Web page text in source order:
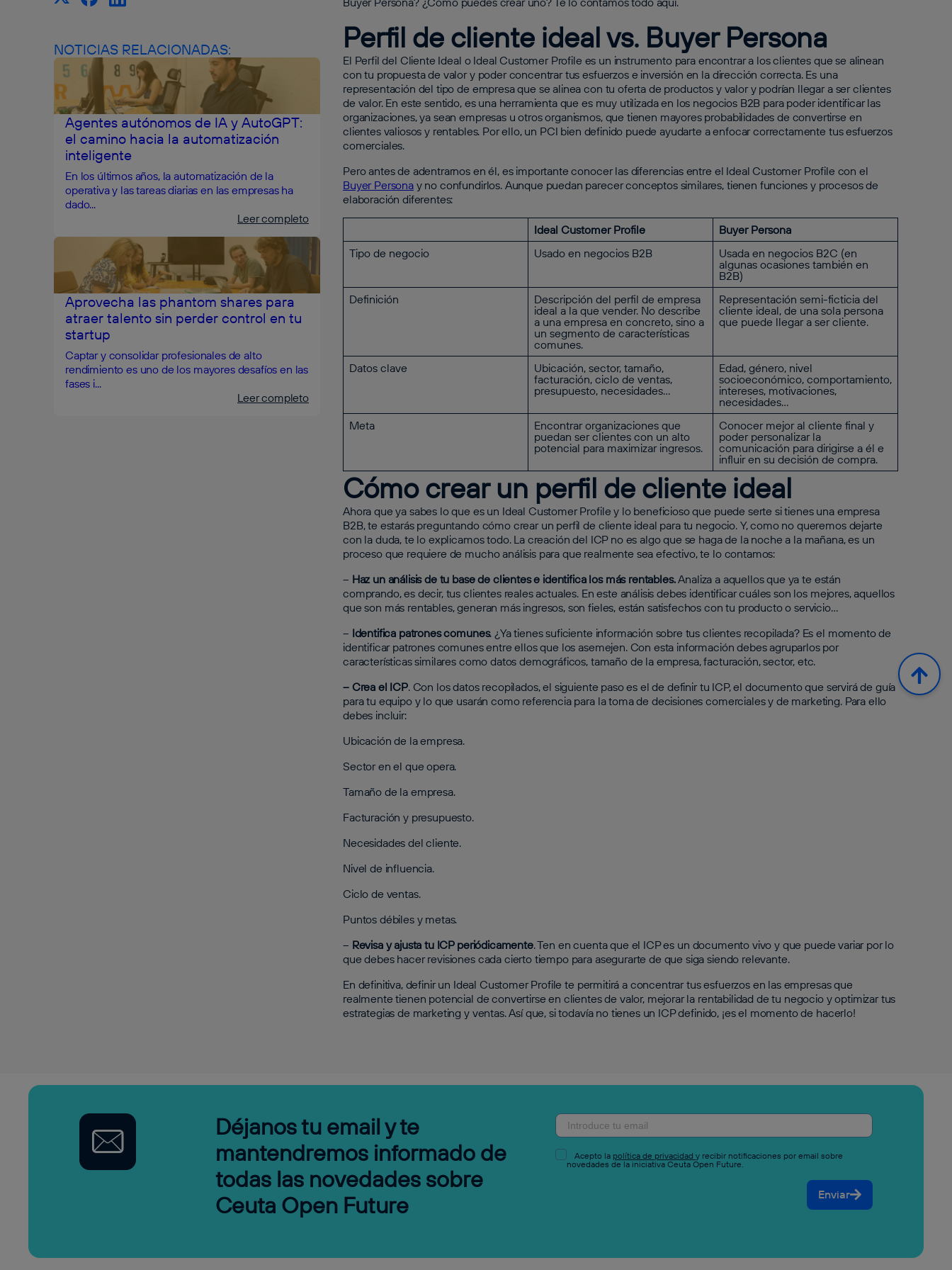
Perfil de cliente ideal vs. Buyer Persona
El Perfil del Cliente Ideal o Ideal Customer Profile es un instrumento para encontrar a los clientes que se alinean
con tu propuesta de valor y poder concentrar tus esfuerzos e inversión en la dirección correcta. Es una
representación del tipo de empresa que se alinea con tu oferta de productos y valor y podrían llegar a ser clientes
de valor. En este sentido, es una herramienta que es muy utilizada en los negocios B2B para poder identificar las
organizaciones, ya sean empresas u otros organismos, que tienen mayores probabilidades de convertirse en
clientes valiosos y rentables. Por ello, un PCI bien definido puede ayudarte a enfocar correctamente tus esfuerzos
comerciales.
Pero antes de adentrarnos en él, es importante conocer las diferencias entre el Ideal Customer Profile con el
Buyer Personay no confundirlos. Aunque puedan parecer conceptos similares, tienen funciones y procesos de
elaboración diferentes:
Ideal Customer Profile
Buyer Persona
Tipo de negocio
Usado en negocios B2B
Usada en negocios B2C (en
algunas ocasiones también en
B2B)
Definición
Descripción del perfil de empresa
ideal a la que vender. No describe
a una empresa en concreto, sino a
un segmento de características
comunes.
Representación semi-ficticia del
cliente ideal, de una sola persona
que puede llegar a ser cliente.
Datos clave
Ubicación, sector, tamaño,
facturación, ciclo de ventas,
presupuesto, necesidades…
Edad, género, nivel
socioeconómico, comportamiento,
intereses, motivaciones,
necesidades…
Meta
Encontrar organizaciones que
puedan ser clientes con un alto
potencial para maximizar ingresos.
Conocer mejor al cliente final y
poder personalizar la
comunicación para dirigirse a él e
influir en su decisión de compra.
Cómo crear un perfil de cliente ideal
Ahora que ya sabes lo que es un Ideal Customer Profile y lo beneficioso que puede serte si tienes una empresa
B2B, te estarás preguntando cómo crear un perfil de cliente ideal para tu negocio. Y, como no queremos dejarte
con la duda, te lo explicamos todo. La creación del ICP no es algo que se haga de la noche a la mañana, es un
proceso que requiere de mucho análisis para que realmente sea efectivo, te lo contamos:
– Haz un análisis de tu base de clientes e identifica los más rentables.Analiza a aquellos que ya te están
comprando, es decir, tus clientes reales actuales. En este análisis debes identificar cuáles son los mejores, aquellos
que son más rentables, generan más ingresos, son fieles, están satisfechos con tu producto o servicio…
– Identifica patrones comunes. ¿Ya tienes suficiente información sobre tus clientes recopilada? Es el momento de
identificar patrones comunes entre ellos que los asemejen. Con esta información debes agruparlos por
características similares como datos demográficos, tamaño de la empresa, facturación, sector, etc.
– Crea el ICP. Con los datos recopilados, el siguiente paso es el de definir tu ICP, el documento que servirá de guía
para tu equipo y lo que usarán como referencia para la toma de decisiones comerciales y de marketing. Para ello
debes incluir:
Ubicación de la empresa.
Sector en el que opera.
Tamaño de la empresa.
Facturación y presupuesto.
Necesidades del cliente.
Nivel de influencia.
Ciclo de ventas.
Puntos débiles y metas.
– Revisa y ajusta tu ICP periódicamente. Ten en cuenta que el ICP es un documento vivo y que puede variar por lo
que debes hacer revisiones cada cierto tiempo para asegurarte de que siga siendo relevante.
En definitiva, definir un Ideal Customer Profile te permitirá a concentrar tus esfuerzos en las empresas que
realmente tienen potencial de convertirse en clientes de valor, mejorar la rentabilidad de tu negocio y optimizar tus
estrategias de marketing y ventas. Así que, si todavía no tienes un ICP definido, ¡es el momento de hacerlo!
NOTICIAS RELACIONADAS:
Agentes autónomos de IA y AutoGPT:
el camino hacia la automatización
inteligente
En los últimos años, la automatización de la
operativa y las tareas diarias en las empresas ha
dado...
Leer completo
Aprovecha las phantom shares para
atraer talento sin perder control en tu
startup
Captar y consolidar profesionales de alto
rendimiento es uno de los mayores desafíos en las
fases i...
Leer completo
Déjanos tu email y te
mantendremos informado de
todas las novedades sobre
Ceuta Open Future
Acepto la política de privacidad y recibir notificaciones por email sobre
novedades de la iniciativa Ceuta Open Future.
Enviar